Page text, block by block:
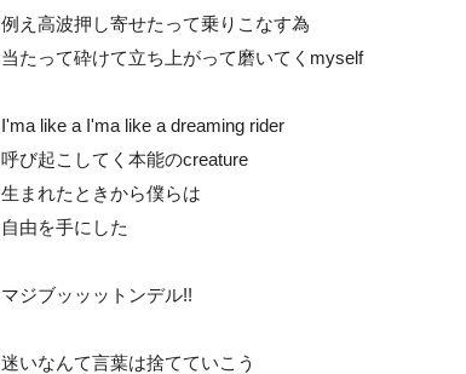
例え高波押し寄せたって乗りこなす為
当たって砕けて立ち上がって磨いてくmyself
I'ma like a I'ma like a dreaming rider
呼び起こしてく本能のcreature
生まれたときから僕らは
自由を手にした
マジブッッットンデル!!
迷いなんて言葉は捨てていこう